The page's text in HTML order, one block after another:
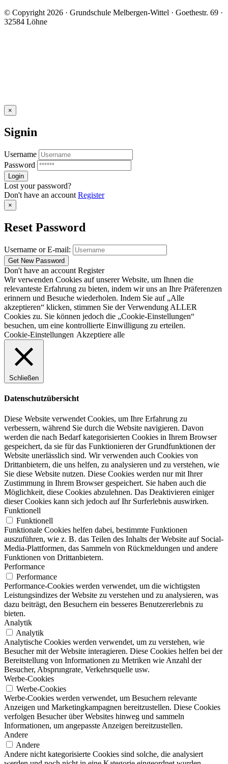
© Copyright 2026 · Grundschule Melbergen-Wittel · Goethestr. 69 ·
32584 Löhne
×
Signin
Username
Password
Lost your password?
Don't have an account Register
×
Reset Password
Username or E-mail:
Don't have an account Register
Wir verwenden Cookies auf unserer Website, um Ihnen die
relevanteste Erfahrung zu bieten, indem wir uns an Ihre Präferenzen
erinnern und Besuche wiederholen. Indem Sie auf „Alle
akzeptieren“ klicken, stimmen Sie der Verwendung ALLER
Cookies zu. Sie können jedoch die „Cookie-Einstellungen“
besuchen, um eine kontrollierte Einwilligung zu erteilen.
Cookie-Einstellungen Akzeptiere alle
Schließen
Datenschutzübersicht
Diese Website verwendet Cookies, um Ihre Erfahrung zu
verbessern, während Sie durch die Website navigieren. Davon
werden die nach Bedarf kategorisierten Cookies in Ihrem Browser
gespeichert, da sie für das Funktionieren der Grundfunktionen der
Website unerlässlich sind. Wir verwenden auch Cookies von
Drittanbietern, die uns helfen, zu analysieren und zu verstehen, wie
Sie diese Website nutzen. Diese Cookies werden nur mit Ihrer
Zustimmung in Ihrem Browser gespeichert. Sie haben auch die
Möglichkeit, diese Cookies abzulehnen. Das Deaktivieren einiger
dieser Cookies kann sich jedoch auf Ihr Surferlebnis auswirken.
Funktionell
Funktionell
Funktionale Cookies helfen dabei, bestimmte Funktionen
auszuführen, wie z. B. das Teilen des Inhalts der Website auf Social-
Media-Plattformen, das Sammeln von Rückmeldungen und andere
Funktionen von Drittanbietern.
Performance
Performance
Performance-Cookies werden verwendet, um die wichtigsten
Leistungsindizes der Website zu verstehen und zu analysieren, was
dazu beiträgt, den Besuchern ein besseres Benutzererlebnis zu
bieten.
Analytik
Analytik
Analytische Cookies werden verwendet, um zu verstehen, wie
Besucher mit der Website interagieren. Diese Cookies helfen bei der
Bereitstellung von Informationen zu Metriken wie Anzahl der
Besucher, Absprungrate, Verkehrsquelle usw.
Werbe-Cookies
Werbe-Cookies
Werbe-Cookies werden verwendet, um Besuchern relevante
Anzeigen und Marketingkampagnen bereitzustellen. Diese Cookies
verfolgen Besucher über Websites hinweg und sammeln
Informationen, um angepasste Anzeigen bereitzustellen.
Andere
Andere
Andere nicht kategorisierte Cookies sind solche, die analysiert